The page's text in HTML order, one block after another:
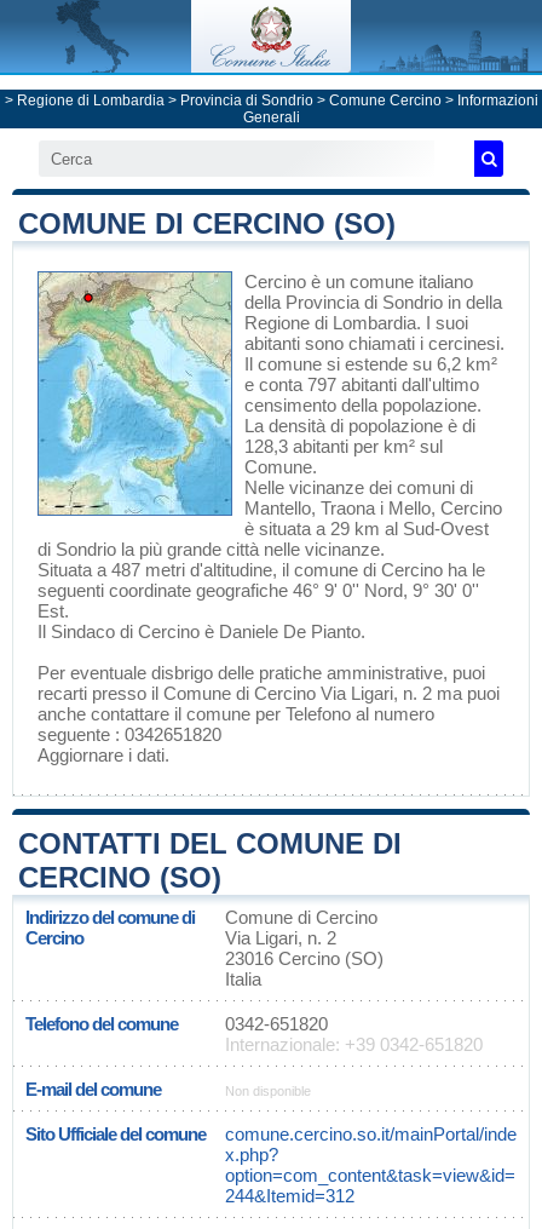
> Regione di Lombardia> Provincia di Sondrio> Comune Cercino> Informazioni
Generali
COMUNE DI CERCINO (SO)
Cercino è un comune italiano
della Provincia di Sondrio in della
Regione di Lombardia. I suoi
abitanti sono chiamati i cercinesi.
Il comune si estende su 6,2 km²
e conta 797 abitanti dall'ultimo
censimento della popolazione.
La densità di popolazione è di
128,3 abitanti per km² sul
Comune.
Nelle vicinanze dei comuni di
Mantello, Traona i Mello, Cercino
è situata a 29 km al Sud-Ovest
di Sondrio la più grande città nelle vicinanze.
Situata a 487 metri d'altitudine, il comune di Cercino ha le
seguenti coordinate geografiche 46° 9' 0'' Nord, 9° 30' 0''
Est.
Il Sindaco di Cercino è Daniele De Pianto.
Per eventuale disbrigo delle pratiche amministrative, puoi
recarti presso il Comune di Cercino Via Ligari, n. 2 ma puoi
anche contattare il comune per Telefono al numero
seguente : 0342651820
Aggiornare i dati.
CONTATTI DEL COMUNE DI
CERCINO (SO)
Indirizzo del comune di
Cercino
Comune di Cercino
Via Ligari, n. 2
23016 Cercino (SO)
Italia
Telefono del comune
0342-651820
Internazionale: +39 0342-651820
E-mail del comune Non disponible
Sito Ufficiale del comune
comune.cercino.so.it/mainPortal/inde
x.php?
option=com_content&task=view&id=
244&Itemid=312